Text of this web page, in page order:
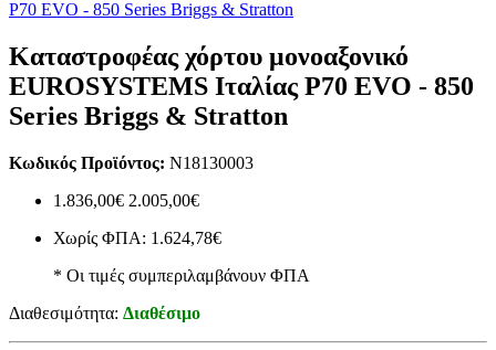
Καταστροφέας χόρτου μονοαξονικό
EUROSYSTEMS Ιταλίας P70 EVO - 850
Series Briggs & Stratton
Κωδικός Προϊόντος: N18130003
1.836,00€ 2.005,00€
Χωρίς ΦΠΑ: 1.624,78€
* Οι τιμές συμπεριλαμβάνουν ΦΠΑ
Διαθεσιμότητα: Διαθέσιμο